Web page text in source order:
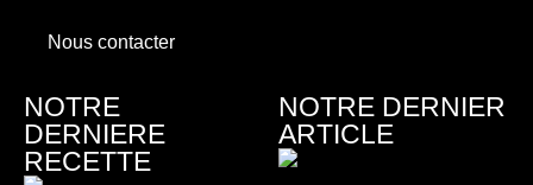
Nous contacter
NOTRE
DERNIERE
RECETTE
NOTRE DERNIER
ARTICLE